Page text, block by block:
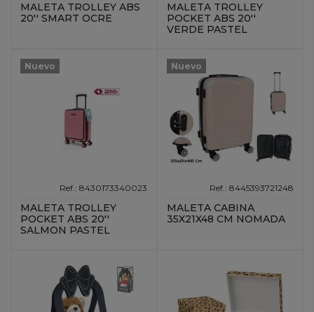
MALETA TROLLEY ABS
20'' SMART OCRE
MALETA TROLLEY
POCKET ABS 20''
VERDE PASTEL
Nuevo
Ref.: 8430173340023
MALETA TROLLEY
POCKET ABS 20''
SALMON PASTEL
Nuevo
Ref.: 8445393721248
MALETA CABINA
35X21X48 CM NOMADA